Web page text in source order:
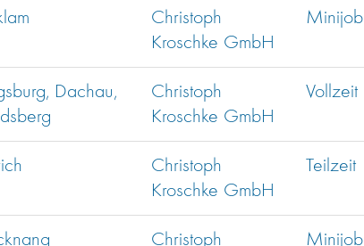
Christoph
Kroschke GmbH
Minijob
Dachau,
Christoph
Kroschke GmbH
Vollzeit
Christoph
Kroschke GmbH
Teilzeit
Christoph Minijob